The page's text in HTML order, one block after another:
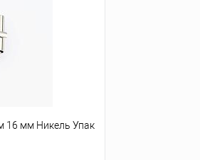
16 мм Никель Упак